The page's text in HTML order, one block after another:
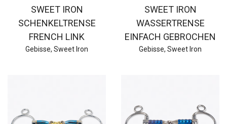
SWEET IRON
SCHENKELTRENSE
FRENCH LINK
Gebisse, Sweet Iron
SWEET IRON
WASSERTRENSE
EINFACH GEBROCHEN
Gebisse, Sweet Iron